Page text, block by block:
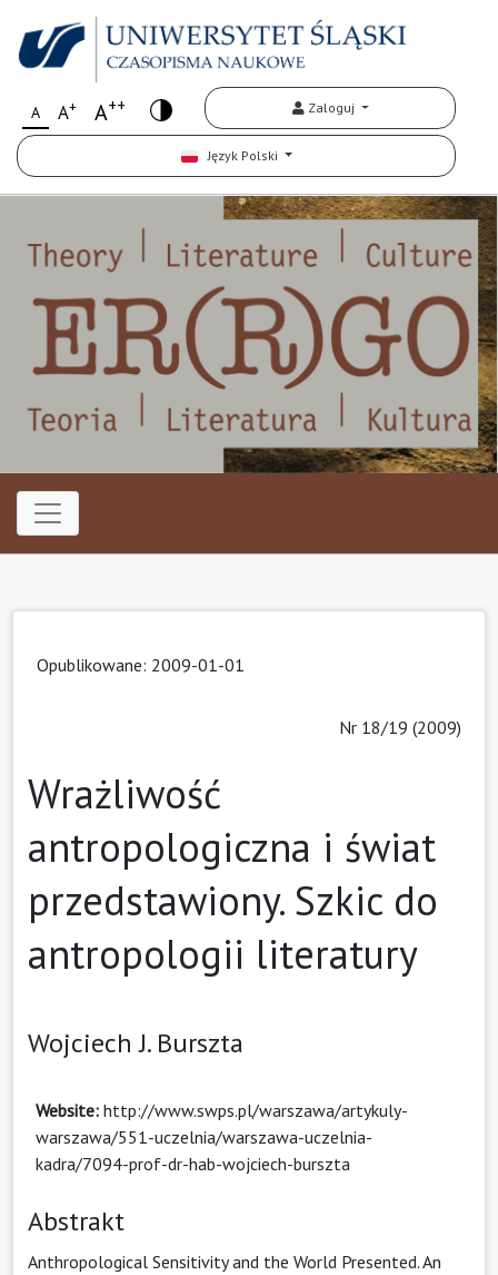
A A+ A++ Zaloguj
Język Polski
Opublikowane: 2009-01-01
Nr 18/19 (2009)
Wrażliwość
antropologiczna i świat
przedstawiony. Szkic do
antropologii literatury
Wojciech J. Burszta
Website: http://www.swps.pl/warszawa/artykuly-
warszawa/551-uczelnia/warszawa-uczelnia-
kadra/7094-prof-dr-hab-wojciech-burszta
Abstrakt
Anthropological Sensitivity and the World Presented. An